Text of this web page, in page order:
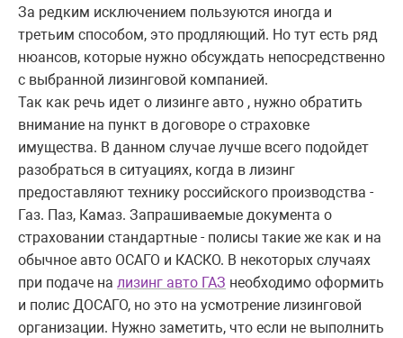
За редким исключением пользуются иногда и
третьим способом, это продляющий. Но тут есть ряд
нюансов, которые нужно обсуждать непосредственно
с выбранной лизинговой компанией.
Так как речь идет о лизинге авто , нужно обратить
внимание на пункт в договоре о страховке
имущества. В данном случае лучше всего подойдет
разобраться в ситуациях, когда в лизинг
предоставляют технику российского производства -
Газ. Паз, Камаз. Запрашиваемые документа о
страховании стандартные - полисы такие же как и на
обычное авто ОСАГО и КАСКО. В некоторых случаях
при подаче на лизинг авто ГАЗ необходимо оформить
и полис ДОСАГО, но это на усмотрение лизинговой
организации. Нужно заметить, что если не выполнить